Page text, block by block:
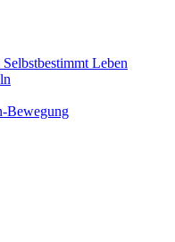
Leben
Bewegung